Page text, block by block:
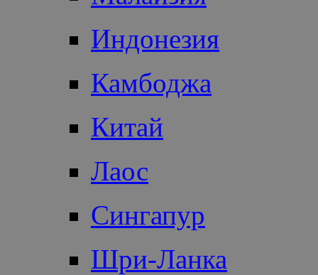
Индонезия
Камбоджа
Китай
Лаос
Сингапур
Шри-Ланка